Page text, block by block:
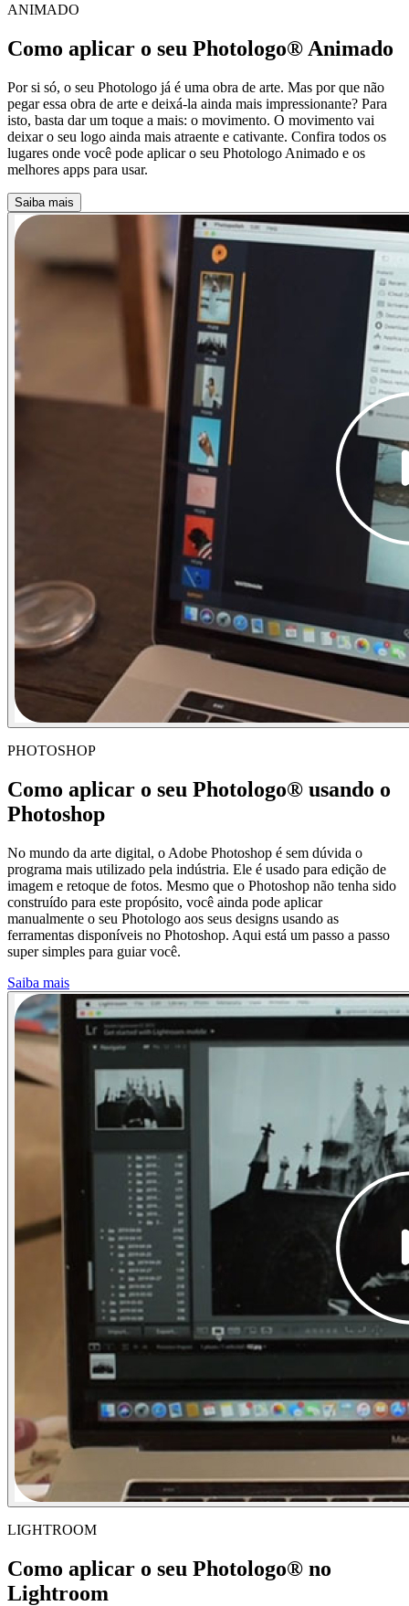
ANIMADO
Como aplicar o seu Photologo® Animado
Por si só, o seu Photologo já é uma obra de arte. Mas por que não
pegar essa obra de arte e deixá-la ainda mais impressionante? Para
isto, basta dar um toque a mais: o movimento. O movimento vai
deixar o seu logo ainda mais atraente e cativante. Confira todos os
lugares onde você pode aplicar o seu Photologo Animado e os
melhores apps para usar.
Saiba mais
PHOTOSHOP
Como aplicar o seu Photologo® usando o
Photoshop
No mundo da arte digital, o Adobe Photoshop é sem dúvida o
programa mais utilizado pela indústria. Ele é usado para edição de
imagem e retoque de fotos. Mesmo que o Photoshop não tenha sido
construído para este propósito, você ainda pode aplicar
manualmente o seu Photologo aos seus designs usando as
ferramentas disponíveis no Photoshop. Aqui está um passo a passo
super simples para guiar você.
Saiba mais
LIGHTROOM
Como aplicar o seu Photologo® no
Lightroom